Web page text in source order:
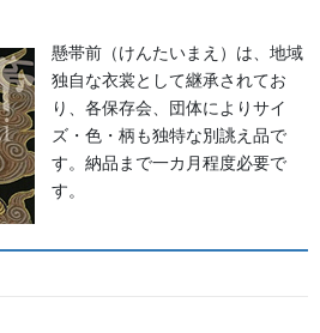
森佐は獅子頭で全国的に名高い
知田工房の正規代理店です。現
する加賀獅子。地域の大切な祭
懸帯前（けんたいまえ）は、地域
独自な衣裳として継承されてお
り、各保存会、団体によりサイ
ズ・色・柄も独特な別誂え品で
す。納品まで一カ月程度必要で
す。